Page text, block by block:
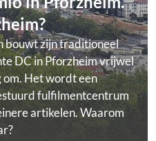
bouwt zijn traditioneel
DC in Pforzheim vrijwel
om. Het wordt een
fulfilmentcentrum
artikelen. Waarom